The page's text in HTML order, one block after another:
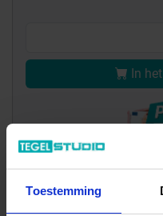
Toestemming
In